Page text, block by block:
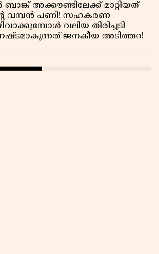
അക്കൗണ്ടിലേക്ക് മാറ്റിയത്
വമ്പൻ പണി! സഹകരണ
വലിയ തിരിച്ചടി
നഷ്ടമാകുന്നത് ജനകീയ അടിത്തറ!